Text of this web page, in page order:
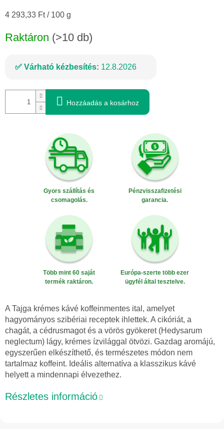
Egységár:
4 293,33 Ft / 100 g
Raktáron (>10 db)
Várható kézbesítés: 12.8.2026
Hozzáadás a kosárhoz
Gyors szállítás és
csomagolás.
Pénzvisszafizetési
garancia.
Több mint 60 saját
termék raktáron.
Európa-szerte több ezer
ügyfél által tesztelve.
A Tajga krémes kávé koffeinmentes ital, amelyet
hagyományos szibériai receptek ihlettek. A cikóriát, a
chagát, a cédrusmagot és a vörös gyökeret (Hedysarum
neglectum) lágy, krémes ízvilággal ötvözi. Gazdag aromájú,
egyszerűen elkészíthető, és természetes módon nem
tartalmaz koffeint. Ideális alternatíva a klasszikus kávé
helyett a mindennapi élvezethez.
Részletes információ